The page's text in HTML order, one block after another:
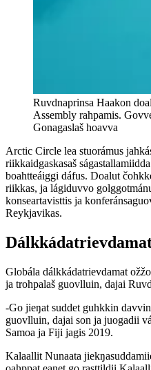
Ruvdnaprinsa Haakon
Assembly rahpamis.
Gonagaslaš hoavva
Arctic Circle lea stuorámus
riikkaidgaskasaš
boahtteáiggi dáfus. Doalut
riikkas, ja lágiduvvo
konseartavisttis ja
Reykjavikas.
Globála dálkkádatrievdamat
ja trohpalaš guovlluin, dajai
-Go jieŋat suddet guhkkin
guovlluin, dajai son ja juogadii
Samoa ja Fiji jagis 2019.
Kalaallit Nunaata